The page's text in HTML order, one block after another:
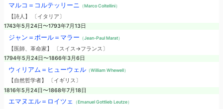
マルコ＝コルテッリーニ （Marco Coltellini）
【詩人】 〔イタリア〕
1743年5月24日〜1793年7月13日
ジャン＝ポール＝マラー （Jean-Paul Marat）
【医師、革命家】 〔スイス→フランス〕
1794年5月24日〜1866年3月6日
ウィリアム＝ヒューウェル（William Whewell）
【自然哲学者】 〔イギリス〕
1816年5月24日〜1868年7月18日
エマヌエル＝ロイツェ （Emanuel Gottlieb Leutze）